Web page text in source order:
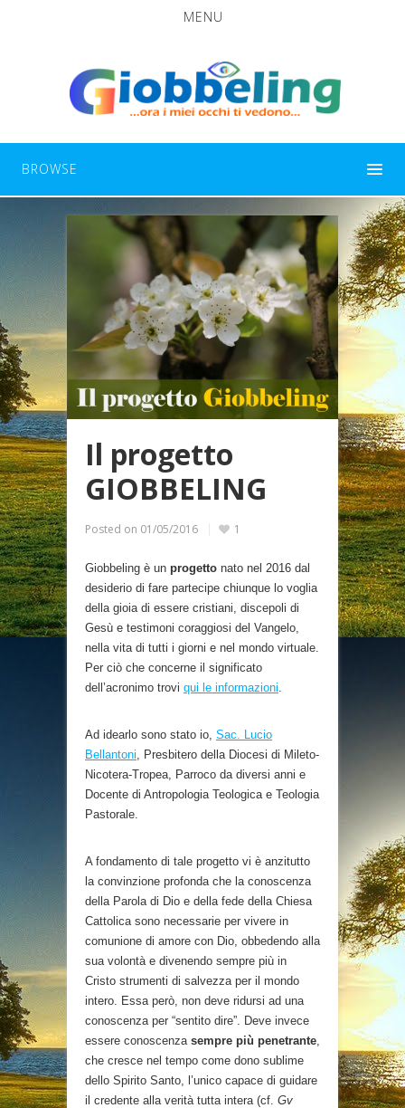
MENU
BROWSE
Il progetto
GIOBBELING
Posted on 01/05/2016 1
Giobbeling è un progetto nato nel 2016 dal
desiderio di fare partecipe chiunque lo voglia
della gioia di essere cristiani, discepoli di
Gesù e testimoni coraggiosi del Vangelo,
nella vita di tutti i giorni e nel mondo virtuale.
Per ciò che concerne il significato
dell’acronimo trovi qui le informazioni
Ad idearlo sono stato io, Sac. Lucio
Bellantoni , Presbitero della Diocesi di Mileto-
Nicotera-Tropea, Parroco da diversi anni e
Docente di Antropologia Teologica e Teologia
Pastorale.
A fondamento di tale progetto vi è anzitutto
la convinzione profonda che la conoscenza
della Parola di Dio e della fede della Chiesa
Cattolica sono necessarie per vivere in
comunione di amore con Dio, obbedendo alla
sua volontà e divenendo sempre più in
Cristo strumenti di salvezza per il mondo
intero. Essa però, non deve ridursi ad una
conoscenza per “sentito dire”. Deve invece
essere conoscenza sempre più penetrante
che cresce nel tempo come dono sublime
dello Spirito Santo, l’unico capace di guidare
il credente alla verità tutta intera (cf. Gv